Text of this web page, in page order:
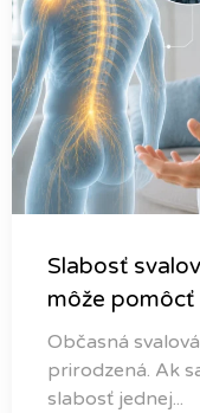
Slabosť
môže pomôcť
Občasná
prirodzená. Ak
slabosť jednej...